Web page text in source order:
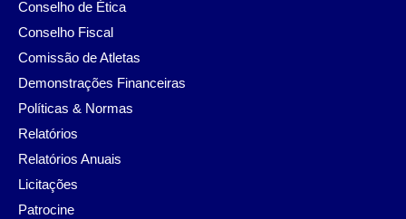
Conselho de Ética
Conselho Fiscal
Comissão de Atletas
Demonstrações Financeiras
Políticas & Normas
Relatórios
Relatórios Anuais
Licitações
Patrocine